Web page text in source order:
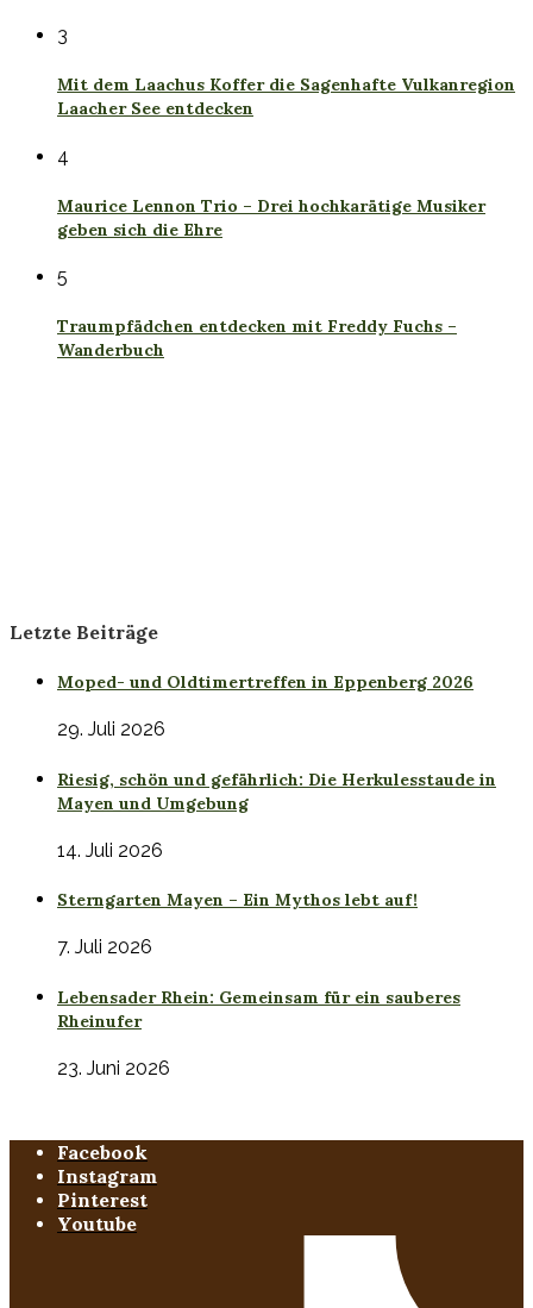
3
Mit dem Laachus Koffer die Sagenhafte Vulkanregion
Laacher See entdecken
4
Maurice Lennon Trio – Drei hochkarätige Musiker
geben sich die Ehre
5
Traumpfädchen entdecken mit Freddy Fuchs –
Wanderbuch
Letzte Beiträge
Moped- und Oldtimertreffen in Eppenberg 2026
29. Juli 2026
Riesig, schön und gefährlich: Die Herkulesstaude in
Mayen und Umgebung
14. Juli 2026
Sterngarten Mayen – Ein Mythos lebt auf!
7. Juli 2026
Lebensader Rhein: Gemeinsam für ein sauberes
Rheinufer
23. Juni 2026
Facebook
Instagram
Pinterest
Youtube